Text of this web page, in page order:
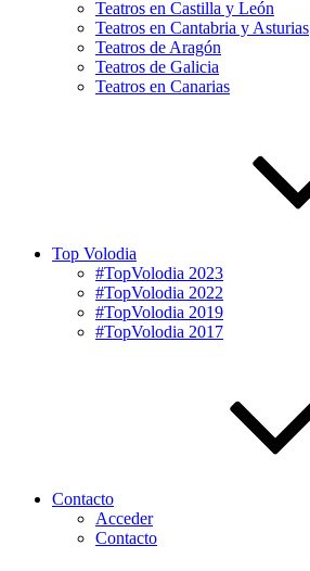
Teatros en Castilla y León
Teatros en Cantabria y Asturias
Teatros de Aragón
Teatros de Galicia
Teatros en Canarias
Top Volodia
#TopVolodia 2023
#TopVolodia 2022
#TopVolodia 2019
#TopVolodia 2017
Contacto
Acceder
Contacto